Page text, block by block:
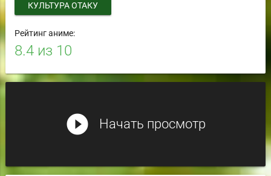
КУЛЬТУРА ОТАКУ
Рейтинг аниме:
8.4из 10
play_circle_filled Начать просмотр